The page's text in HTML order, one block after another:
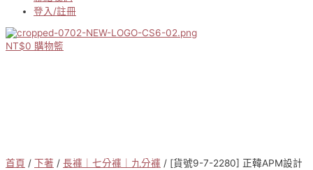
登入/註冊
NT$0 購物籃
首頁 / 下著 / 長褲｜七分褲｜九分褲 / [貨號9-7-2280] 正韓APM設計